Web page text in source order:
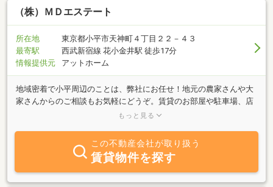
（株）ＭＤエステート
所在地
東京都小平市天神町４丁目２２－４３
最寄駅
西武新宿線 花小金井駅 徒歩17分
情報提供元
アットホーム
地域密着で小平周辺のことは、弊社にお任せ！地元の農家さんや大
家さんからのご相談もお気軽にどうぞ。賃貸のお部屋や駐車場、店
舗事務所のご紹介や土地の活用方法など、お話しできます。私も大
地域のことなど多岐にわたってお力になれるかもしれません。親
切・丁寧をモットーに対応させていただきます。気がかりなことが
ある方は、一度ご連絡お待ちしております。
もっと見る
この不動産会社が取り扱う
賃貸物件を探す